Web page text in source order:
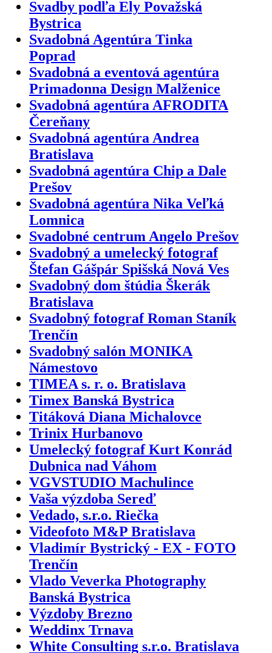
Svadby podľa Ely Považská
Bystrica
Svadobná Agentúra Tinka
Poprad
Svadobná a eventová agentúra
Primadonna Design Malženice
Svadobná agentúra AFRODITA
Čereňany
Svadobná agentúra Andrea
Bratislava
Svadobná agentúra Chip a Dale
Prešov
Svadobná agentúra Nika Veľká
Lomnica
Svadobné centrum Angelo Prešov
Svadobný a umelecký fotograf
Štefan Gášpár Spišská Nová Ves
Svadobný dom štúdia Škerák
Bratislava
Svadobný fotograf Roman Staník
Trenčín
Svadobný salón MONIKA
Námestovo
TIMEA s. r. o. Bratislava
Timex Banská Bystrica
Titáková Diana Michalovce
Trinix Hurbanovo
Umelecký fotograf Kurt Konrád
Dubnica nad Váhom
VGVSTUDIO Machulince
Vaša výzdoba Sereď
Vedado, s.r.o. Riečka
Videofoto M&P Bratislava
Vladimír Bystrický - EX - FOTO
Trenčín
Vlado Veverka Photography
Banská Bystrica
Výzdoby Brezno
Weddinx Trnava
White Consulting s.r.o. Bratislava